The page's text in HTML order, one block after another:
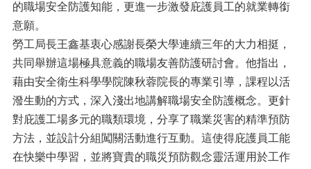
的職場安全防護知能，更進一步激發庇護員工的就業轉銜
意願。
勞工局長王鑫基衷心感謝長榮大學連續三年的大力相挺，
共同舉辦這場極具意義的職場友善防護研討會。他指出，
藉由安全衛生科學學院陳秋蓉院長的專業引導，課程以活
潑生動的方式，深入淺出地講解職場安全防護概念。更針
對庇護工場多元的職類環境，分享了職業災害的精準預防
方法，並設計分組闖關活動進行互動。這使得庇護員工能
在快樂中學習，並將寶貴的職災預防觀念靈活運用於工作